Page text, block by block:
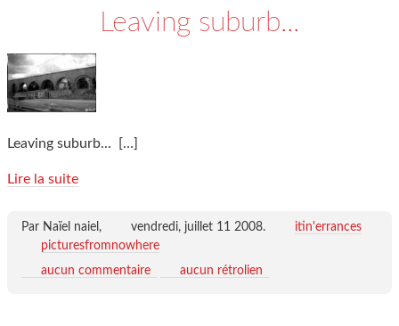
Leaving suburb...
Leaving suburb... […]
Lire la suite
Par Naïel naiel, vendredi, juillet 11 2008.
itin'errances
picturesfromnowhere
aucun commentaire
aucun rétrolien